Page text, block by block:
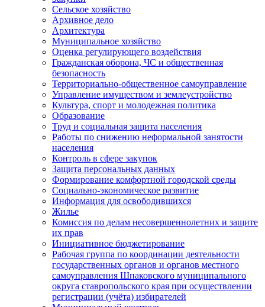
Сельское хозяйство
Архивное дело
Архитектура
Муниципальное хозяйство
Оценка регулирующего воздействия
Гражданская оборона, ЧС и общественная
безопасность
Территориально-общественное самоуправление
Управление имуществом и землеустройство
Культура, спорт и молодежная политика
Образование
Труд и социальная защита населения
Работы по снижению неформальной занятости
населения
Контроль в сфере закупок
Защита персональных данных
Формирование комфортной городской среды
Социально-экономическое развитие
Информация для освободившихся
Жилье
Комиссия по делам несовершеннолетних и защите
их прав
Инициативное бюджетирование
Рабочая группа по координации деятельности
государственных органов и органов местного
самоуправления Шпаковского муниципального
округа ставропольского края при осуществлении
регистрации (учёта) избирателей